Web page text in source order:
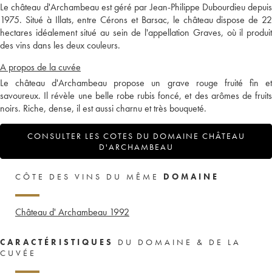
Le château d'Archambeau est géré par Jean-Philippe Dubourdieu depuis
1975. Situé à Illats, entre Cérons et Barsac, le château dispose de 22
hectares idéalement situé au sein de l'appellation Graves, où il produit
des vins dans les deux couleurs.
A propos de la cuvée
Le château d'Archambeau propose un grave rouge fruité fin et
savoureux. Il révèle une belle robe rubis foncé, et des arômes de fruits
noirs. Riche, dense, il est aussi charnu et très bouqueté.
CONSULTER LES COTES DU DOMAINE CHÂTEAU
D'ARCHAMBEAU
CÔTE DES VINS DU MÊME DOMAINE
Château d' Archambeau 1992
CARACTÉRISTIQUES
DU DOMAINE & DE LA
CUVÉE